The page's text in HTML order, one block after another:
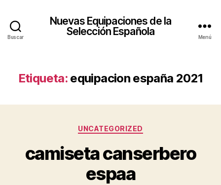
Buscar
Nuevas Equipaciones de la
Selección Española
Menú
Etiqueta: equipacion españa 2021
Categorías
UNCATEGORIZED
camiseta canserbero
espaa